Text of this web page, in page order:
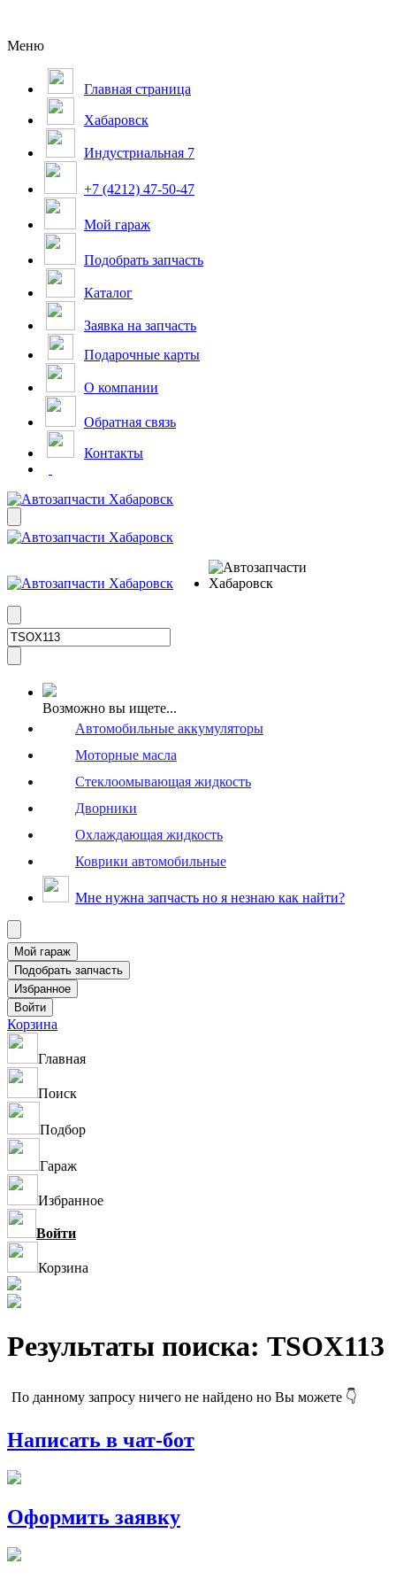
Меню
Главная страница
Хабаровск
Индустриальная 7
+7 (4212) 47-50-47
Мой гараж
Подобрать запчасть
Каталог
Заявка на запчасть
Подарочные карты
О компании
Обратная связь
Контакты
Возможно вы ищете...
Автомобильные аккумуляторы
Моторные масла
Стеклоомывающая жидкость
Дворники
Охлаждающая жидкость
Коврики автомобильные
Мне нужна запчасть но я незнаю как найти?
Корзина
Главная
Поиск
Подбор
Гараж
Избранное
Войти
Корзина
Результаты поиска: TSOX113
По данному запросу ничего не найдено но Вы можете 👇
Написать в чат-бот
Оформить заявку